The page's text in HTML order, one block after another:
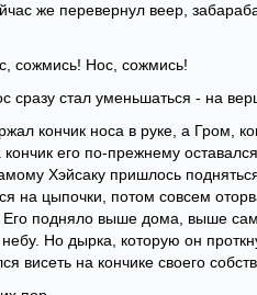
же перевернул веер,
сожмись! Нос, сожмись!
сразу стал уменьшаться - на
кончик носа в руке, а Гром,
его по-прежнему
Хэйсаку пришлось
на цыпочки, потом совсем
подняло выше дома, выше
Но дырка, которую он
висеть на кончике своего